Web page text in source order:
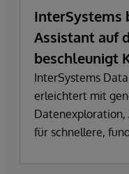
InterSystems
Assistant auf
beschleunigt
InterSystems
erleichtert mit
Datenexploration,
für schnellere,
Basis